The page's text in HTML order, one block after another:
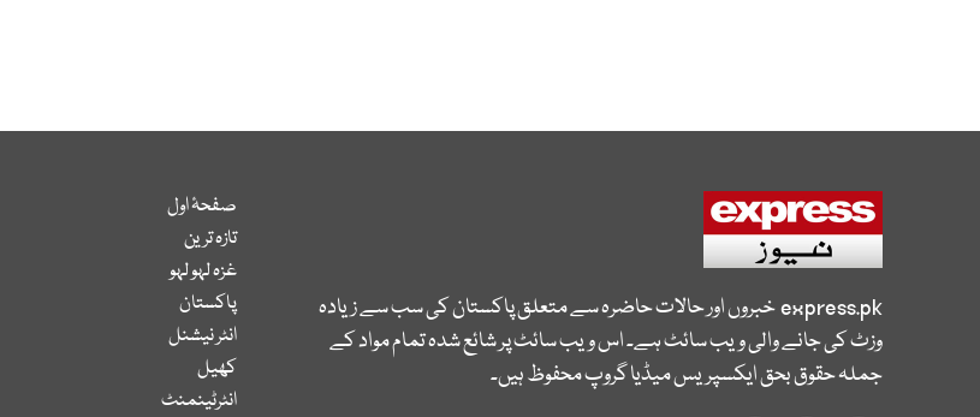
express.pkخبروں اور حالات حاضرہ سے متعلق پاکستان کی سب سے زیادہ
وزٹ کی جانے والی ویب سائٹ ہے۔ اس ویب سائٹ پر شائع شدہ تمام مواد کے
جملہ حقوق بحق ایکسپریس میڈیا گروپ محفوظ ہیں۔
صفحۂ اول
تازہ ترین
غزہ لہو لہو
پاکستان
انٹر نیشنل
کھیل
انٹرٹینمنٹ